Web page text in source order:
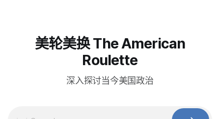
美轮美换 The American
Roulette
深入探讨当今美国政治